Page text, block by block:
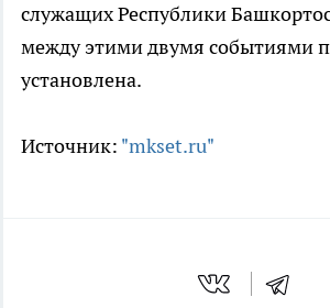
служащих Республики
между этими двумя событиями
установлена.
Источник: "mkset.ru"